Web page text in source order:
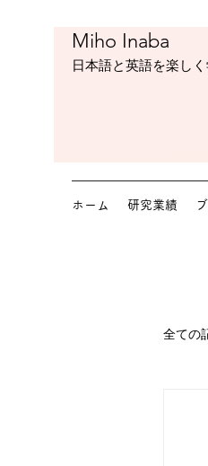
Miho Inaba
日本語と英語を楽しく
ホーム 研究業績
全ての